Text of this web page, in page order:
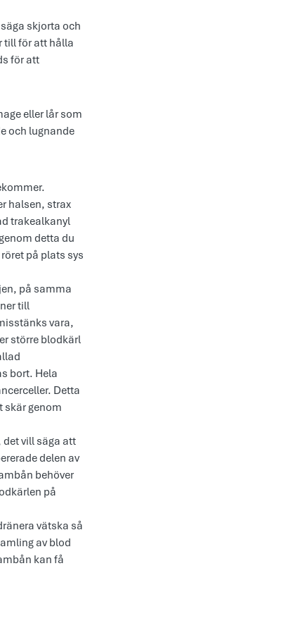
skjorta och
till för att hålla
för att
eller lår som
och lugnande
halsen, strax
trakealkanyl
detta du
på plats sys
på samma
till
vara,
större blodkärl
bort. Hela
Detta
skär genom
det vill säga att
delen av
behöver
på
vätska så
av blod
kan få